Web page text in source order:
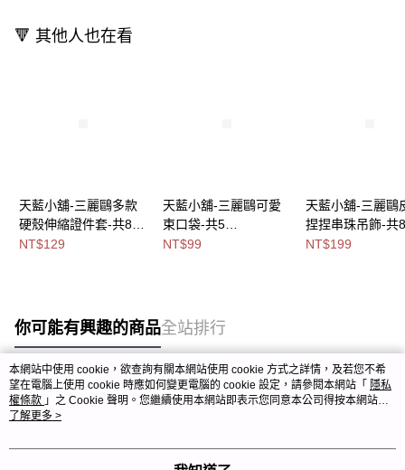
🔻 其他人也在看
天藍小舖-三麗鷗多款
硬殼伸縮證件套-共8
色-$129【A11115817
NT$129
天藍小舖-三麗鷗可愛
束口袋-共5
色-$99【A11115692】
NT$99
天藍小舖-三麗鷗
捏捏串珠吊飾-共8
色-$199【
NT$199
你可能有興趣的商品全站排行
熱門標籤
本網站中使用 cookie，欲查詢有關本網站使用 cookie 方式之詳情，及若您不希
望在電腦上使用 cookie 時應如何變更電腦的 cookie 設定，請參閱本網站「 隱私
權條款 」之 Cookie 聲明。您繼續使用本網站即表示您同意本公司得按本網站使
用條款之 Cookie 聲明使用 cookie。
了解更多 >